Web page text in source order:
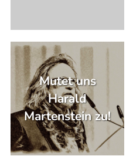
Mutet uns
Harald
Martenstein zu!